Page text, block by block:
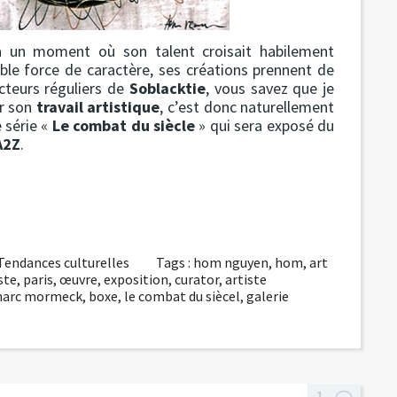
un moment où son talent croisait habilement
force de caractère, ses créations prennent de
réguliers de Soblacktie, vous savez que je
son travail artistique, c’est donc naturellement
« Le combat du siècle » qui sera exposé du
.
culturelles Tags : hom nguyen, hom,art
, paris, œuvre, exposition, curator, artiste
mormeck, boxe, le combat du siècel, galerie